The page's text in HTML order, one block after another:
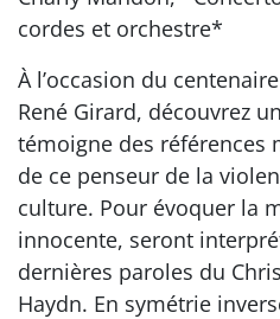
cordes et orchestre*
À l’occasion du
René Girard, découvrez
témoigne des références
de ce penseur de la
culture. Pour évoquer la
innocente, seront
dernières paroles du
Haydn. En symétrie